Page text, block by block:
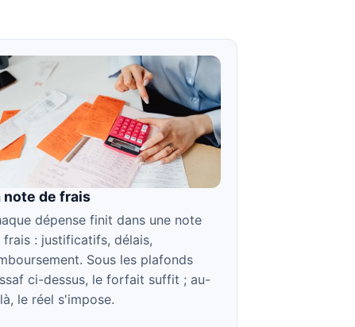
note de frais
dépense finit dans une note
frais : justificatifs, délais,
Sous les plafonds
ci-dessus, le forfait suffit ; au-
le réel s'impose.